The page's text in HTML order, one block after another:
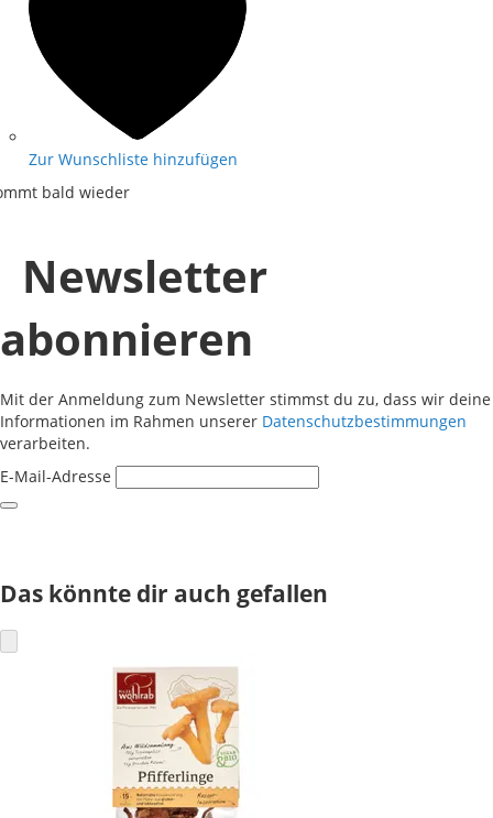
Zur Wunschliste hinzufügen
bald wieder
Newsletter
abonnieren
Mit der Anmeldung zum Newsletter stimmst du zu, dass wir deine
Informationen im Rahmen unserer Datenschutzbestimmungen
verarbeiten.
E-Mail-Adresse
Das könnte dir auch gefallen